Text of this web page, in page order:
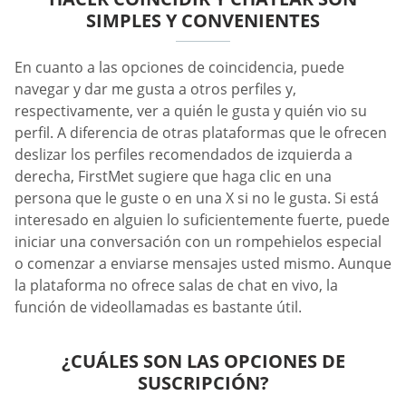
SIMPLES Y CONVENIENTES
En cuanto a las opciones de coincidencia, puede
navegar y dar me gusta a otros perfiles y,
respectivamente, ver a quién le gusta y quién vio su
perfil. A diferencia de otras plataformas que le ofrecen
deslizar los perfiles recomendados de izquierda a
derecha, FirstMet sugiere que haga clic en una
persona que le guste o en una X si no le gusta. Si está
interesado en alguien lo suficientemente fuerte, puede
iniciar una conversación con un rompehielos especial
o comenzar a enviarse mensajes usted mismo. Aunque
la plataforma no ofrece salas de chat en vivo, la
función de videollamadas es bastante útil.
¿CUÁLES SON LAS OPCIONES DE
SUSCRIPCIÓN?